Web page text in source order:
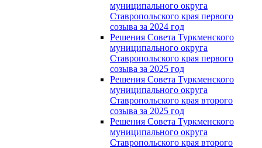
муниципального округа
Ставропольского края первого
созыва за 2024 год
Решения Совета Туркменского
муниципального округа
Ставропольского края первого
созыва за 2025 год
Решения Совета Туркменского
муниципального округа
Ставропольского края второго
созыва за 2025 год
Решения Совета Туркменского
муниципального округа
Ставропольского края второго